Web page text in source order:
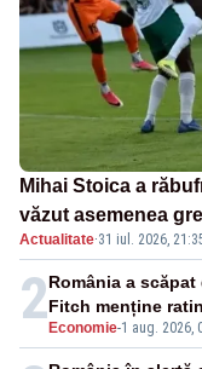
Mihai Stoica a
văzut asemenea
Actualitate·31 iul. 2026,
2 Economie-1 aug. 2026,
România a
Fitch menține